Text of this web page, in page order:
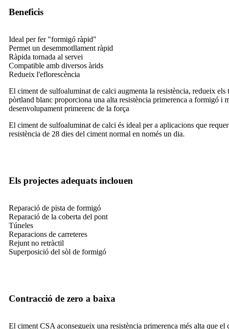
Beneficis
Ideal per fer "formigó ràpid"
Permet un desemmotllament ràpid
Ràpida tornada al servei
Compatible amb diversos àrids
Redueix l'eflorescència
El ciment de sulfoaluminat de calci augmenta la resistència, redueix
pòrtland blanc proporciona una alta resistència primerenca a formigó i
desenvolupament primerenc de la força
El ciment de sulfoaluminat de calci és ideal per a aplicacions que
resistència de 28 dies del ciment normal en només un dia.
Els projectes adequats inclouen
Reparació de pista de formigó
Reparació de la coberta del pont
Túneles
Reparacions de carreteres
Rejunt no retràctil
Superposició del sòl de formigó
Contracció de zero a baixa
El ciment CSA aconsegueix una resistència primerenca més alta que